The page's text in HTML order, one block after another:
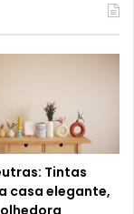
Tintas
casa elegante,